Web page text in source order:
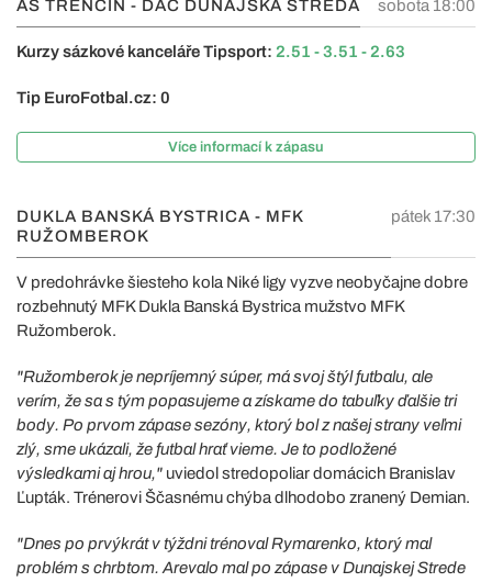
AS TRENČÍN - DAC DUNAJSKÁ STREDA sobota 18:00
Kurzy sázkové kanceláře Tipsport: 2.51 - 3.51 - 2.63
Tip EuroFotbal.cz: 0
Více informací k zápasu
DUKLA BANSKÁ BYSTRICA - MFK
RUŽOMBEROK
pátek 17:30
V predohrávke šiesteho kola Niké ligy vyzve neobyčajne dobre
rozbehnutý MFK Dukla Banská Bystrica mužstvo MFK
Ružomberok.
"Ružomberok je nepríjemný súper, má svoj štýl futbalu, ale
verím, že sa s tým popasujeme a získame do tabuľky ďalšie tri
body. Po prvom zápase sezóny, ktorý bol z našej strany veľmi
zlý, sme ukázali, že futbal hrať vieme. Je to podložené
výsledkami aj hrou," uviedol stredopoliar domácich Branislav
Ľupták. Trénerovi Ščasnému chýba dlhodobo zranený Demian.
"Dnes po prvýkrát v týždni trénoval Rymarenko, ktorý mal
problém s chrbtom. Arevalo mal po zápase v Dunajskej Strede